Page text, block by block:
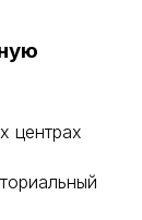
центрах